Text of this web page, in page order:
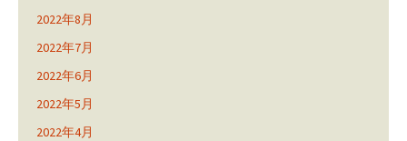
2022年8月
2022年7月
2022年6月
2022年5月
2022年4月